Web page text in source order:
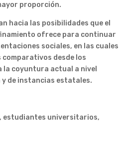
proporción.
hacia las posibilidades que el
ofrece para continuar
sociales, en las cuales
comparativos desde los
coyuntura actual a nivel
de instancias estatales.
estudiantes universitarios,